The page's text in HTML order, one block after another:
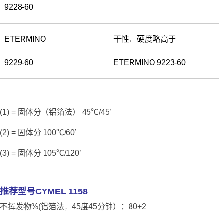
9228-60
ETERMINO
9229-60
干性、硬度略高于
ETERMINO 9223-60
(1) = 固体分（铝箔法） 45℃/45’
(2) = 固体分 100℃/60’
(3) = 固体分 105℃/120’
推荐型号CYMEL 1158
不挥发物%(铝箔法，45度45分钟）：80+2